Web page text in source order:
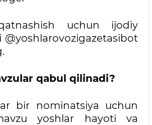
uchun ijodiy
@yoshlarovozigazetasibot
qabul qilinadi?
bir nominatsiya uchun
yoshlar hayoti va